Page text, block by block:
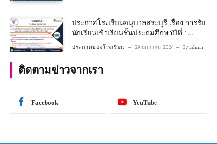
ประกาศโรงเรียนอนุบาลสระบุรี เรื่อง การรับ
นักเรียนเข้าเรียนชั้นประถมศึกษาปีที่ 1
โครงการห้องเรียนพิเศษ วิทยาศาสตร์ และ
ประกาศของโรงเรียน 29 มกราคม 2024 By admin
ติดตามข่าวจากเรา
Facebook YouTube